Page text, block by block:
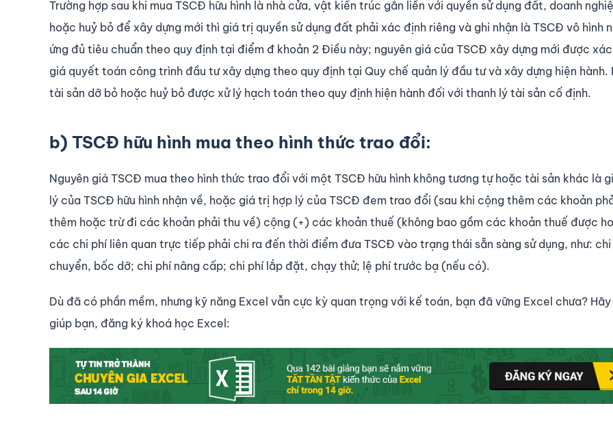
Trường hợp sau khi mua TSCĐ hữu hình là nhà cửa, vật kiến trúc gắn liền với quyền sử dụng đất, doanh
hoặc huỷ bỏ để xây dựng mới thì giá trị quyền sử dụng đất phải xác định riêng và ghi nhận là TSCĐ vô hình
ứng đủ tiêu chuẩn theo quy định tại điểm đ khoản 2 Điều này; nguyên giá của TSCĐ xây dựng mới được
giá quyết toán công trình đầu tư xây dựng theo quy định tại Quy chế quản lý đầu tư và xây dựng hiện hành.
tài sản dỡ bỏ hoặc huỷ bỏ được xử lý hạch toán theo quy định hiện hành đối với thanh lý tài sản cố định.
b) TSCĐ hữu hình mua theo hình thức trao đổi:
Nguyên giá TSCĐ mua theo hình thức trao đổi với một TSCĐ hữu hình không tương tự hoặc tài sản khác là
lý của TSCĐ hữu hình nhận về, hoặc giá trị hợp lý của TSCĐ đem trao đổi (sau khi cộng thêm các khoản
thêm hoặc trừ đi các khoản phải thu về) cộng (+) các khoản thuế (không bao gồm các khoản thuế được
các chi phí liên quan trực tiếp phải chi ra đến thời điểm đưa TSCĐ vào trạng thái sẵn sàng sử dụng, như: chi
chuyển, bốc dỡ; chi phí nâng cấp; chi phí lắp đặt, chạy thử; lệ phí trước bạ (nếu có).
Dù đã có phần mềm, nhưng kỹ năng Excel vẫn cực kỳ quan trọng với kế toán, bạn đã vững Excel chưa?
giúp bạn, đăng ký khoá học Excel: